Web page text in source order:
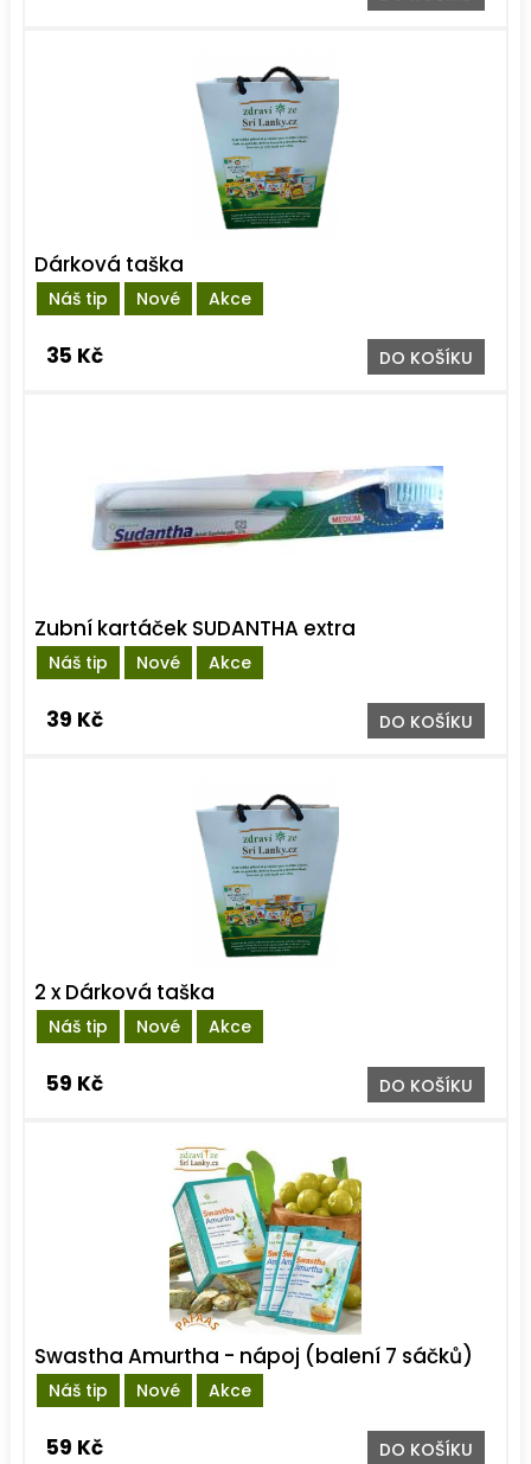
Náš tip Nové Akce
Dárková taška
35 Kč DO KOŠÍKU
Náš tip Nové Akce
Zubní kartáček SUDANTHA extra
39 Kč DO KOŠÍKU
Náš tip Nové Akce
2 x Dárková taška
59 Kč DO KOŠÍKU
Náš tip Nové Akce
Swastha Amurtha - nápoj (balení 7 sáčků)
59 Kč DO KOŠÍKU